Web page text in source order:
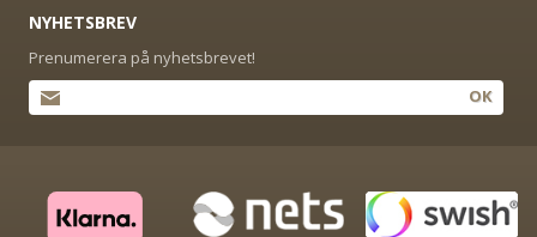
NYHETSBREV
Prenumerera på nyhetsbrevet!
OK